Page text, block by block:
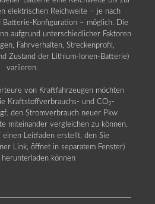
elektrischen Reichweite – je nach
Konfiguration – möglich. Die
aufgrund unterschiedlicher Faktoren
Fahrverhalten, Streckenprofil,
Zustand der Lithium-Ionen-Batterie)
variieren.
von Kraftfahrzeugen möchten
Kraftstoffverbrauchs- und CO2 -
den Stromverbrauch neuer Pkw
miteinander vergleichen zu können.
Leitfaden erstellt, den Sie
Link, öffnet in separatem Fenster)
können